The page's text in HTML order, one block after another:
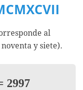
al
y siete).
2997